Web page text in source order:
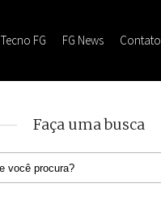
Tecno FG FG News Contato
Faça uma busca